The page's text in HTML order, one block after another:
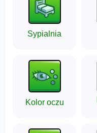
Sypialnia
Kolor oczu